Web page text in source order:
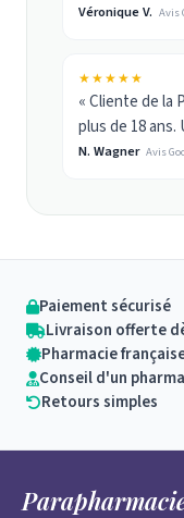
Véronique V. Avis
★★★★★
« Cliente de la
plus de 18
N. Wagner Avis
Paiement sécurisé
Livraison offerte
Pharmacie
Conseil d'un
Retours simples